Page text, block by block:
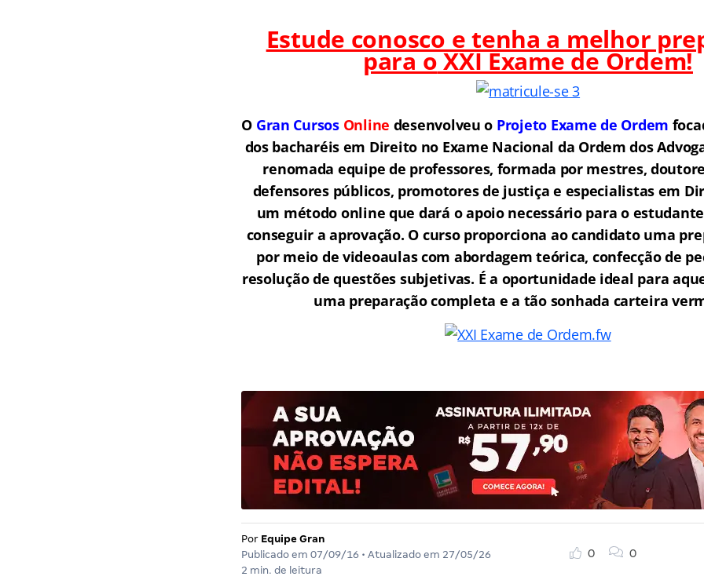
Estude conosco e tenha a melhor
para oXXI Exame de Ordem!
O Gran Cursos Online desenvolveu o Projeto Exame de Ordem fo
dos bacharéis em Direito no Exame Nacional da Ordem dos
renomada equipe de professores, formada por mestres,
defensores públicos, promotores de justiça e especialistas em
um método online que dará o apoio necessário para o
conseguir a aprovação. O curso proporciona ao candidato uma
por meio de videoaulas com abordagem teórica, confecção de
resolução de questões subjetivas. É a oportunidade ideal para
uma preparação completa e a tão sonhada carteira
Por Equipe Gran
Publicado em 07/09/16 • Atualizado em 27/05/26
2 min. de leitura
0 0